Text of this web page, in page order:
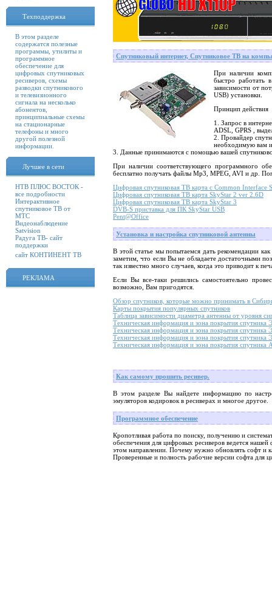
Техподдержка
В этом разделе
содержатся полезные
программы, утилиты и
программное
обеспечение для
цифровых спутниковых
ресиверов, схемы
разводки спутникового
и телевизионного
сигнала на несколько
абонентов,
принципиальные схемы
на стационарные
телефоны и много
другой полезной
информации.
Лучшее в сети
НТВ ПЛЮС ВОСТОК -
все подробности
Интерактивное
спутниковое ТВ от
МТС
Видеонаблюдение
Satvision
Радуга ТВ- сайт
поддержки
сайт КОНТИНЕНТ ТВ
РЕКЛАМА
Спутниковый интернет, Спутниковое ТВ на
При наличии
быстро работать
зависимости от
USB) установки.
Принцип действия
1. Запрос в
ADSL, GPRS ,
2. Провайдер
необходимую вам
3. Данные принимаются с помощью вашей
При наличии соответствующего программного
бесплатно получать файлы Mp3, MPEG, AVI и др.
Цифровая спутниковая ТВ карта с Common Interface
Цифровая спутниковая ТВ карта SkyStar 2 ver 2.6D
Цифровая спутниковая ТВ карта SkyStar 3
DVB-S приставка для ПК SkyStar USB
Pent@Office
Установка и настройка спутниковой антенны
В этой статье мы попытаемся дать рекомендации
заметим, что если Вы не обладаете достаточными
так известно много случаев, когда это приводит к
Если Вы все-таки решились самостоятельно
возможно, Вам пригодятся.
Обзор спутников, которые можно принимать в
Карты покрытия популярных спутников
Таблица зависимости диаметра антенны от уровня
Техническая информация и зона покрытия спутника
Техническая информация и зона покрытия спутника
Техническая информация и зона покрытия спутника
Техническая информация и зона покрытия
Как самому прошить ресивер.
В этом разделе Вы найдете информацию по
эмуляторов кодировок в ресиверах и многое другое.
Программное обеспечение
Кропотливая работа по поиску, получению и
обеспечения для цифровых ресиверов ведется
этом направлении. Почему нужно обновлять софт и
Проверенные и полность рабочие версии софта для